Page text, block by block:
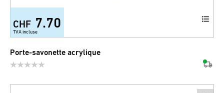
CHF 7.70
TVA incluse
Porte-savonette acrylique